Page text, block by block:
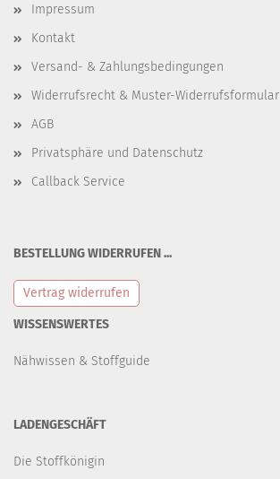
Impressum
Kontakt
Versand- & Zahlungsbedingungen
Widerrufsrecht & Muster-Widerrufsformular
AGB
Privatsphäre und Datenschutz
Callback Service
BESTELLUNG WIDERRUFEN ...
Vertrag widerrufen
WISSENSWERTES
Nähwissen & Stoffguide
LADENGESCHÄFT
Die Stoffkönigin